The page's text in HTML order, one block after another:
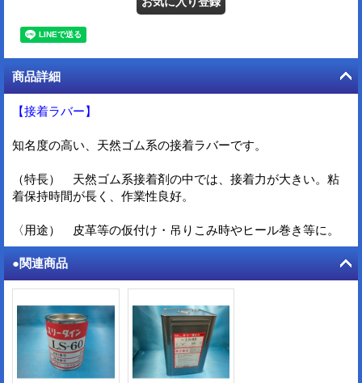
商品詳細
【接着ラバー】
知名度の高い、天然ゴム系の接着ラバーです。
（特長） 天然ゴム系接着剤の中では、接着力が大きい。粘
着保持時間が長く、作業性良好。
〈用途） 皮革等の仮付け・吊りこみ時やヒール巻き等に。
●関連商品